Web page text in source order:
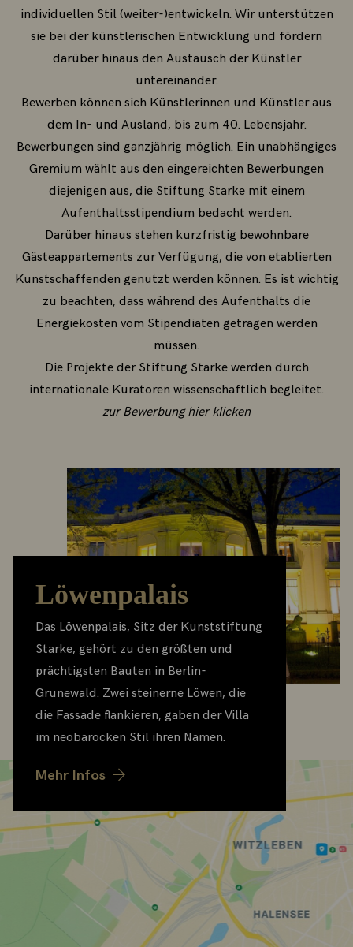
individuellen Stil (weiter-)entwickeln. Wir unterstützen
sie bei der künstlerischen Entwicklung und fördern
darüber hinaus den Austausch der Künstler
untereinander.
Bewerben können sich Künstlerinnen und Künstler aus
dem In- und Ausland, bis zum 40. Lebensjahr.
Bewerbungen sind ganzjährig möglich. Ein unabhängiges
Gremium wählt aus den eingereichten Bewerbungen
diejenigen aus, die Stiftung Starke mit einem
Aufenthaltsstipendium bedacht werden.
Darüber hinaus stehen kurzfristig bewohnbare
Gästeappartements zur Verfügung, die von etablierten
Kunstschaffenden genutzt werden können. Es ist wichtig
zu beachten, dass während des Aufenthalts die
Energiekosten vom Stipendiaten getragen werden
müssen.
Die Projekte der Stiftung Starke werden durch
internationale Kuratoren wissenschaftlich begleitet.
zur Bewerbung hier klicken
Löwenpalais
Das Löwenpalais, Sitz der Kunststiftung
Starke, gehört zu den größten und
prächtigsten Bauten in Berlin-
Grunewald. Zwei steinerne Löwen, die
die Fassade flankieren, gaben der Villa
im neobarocken Stil ihren Namen.
Mehr Infos